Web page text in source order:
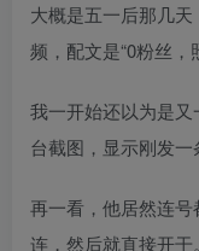
大概是五一后那几
频，配文是“0粉丝，
我一开始还以为是又
台截图，显示刚发一
再一看，他居然连
连，然后就直接开干。